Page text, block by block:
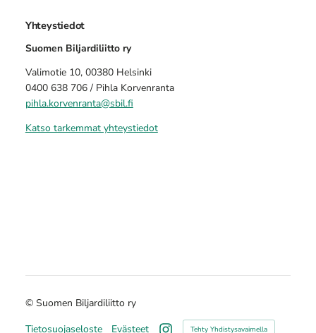
Yhteystiedot
Suomen Biljardiliitto ry
Valimotie 10, 00380 Helsinki
0400 638 706 / Pihla Korvenranta
pihla.korvenranta@sbil.fi
Katso tarkemmat yhteystiedot
© Suomen Biljardiliitto ry
Tietosuojaseloste
Evästeet
Tehty Yhdistysavaimella